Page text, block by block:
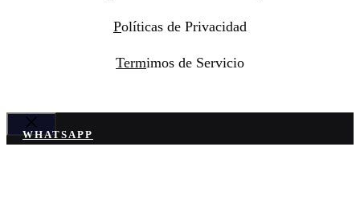
Políticas de Privacidad
Termimos de Servicio
Cerrar
WHATSAPP